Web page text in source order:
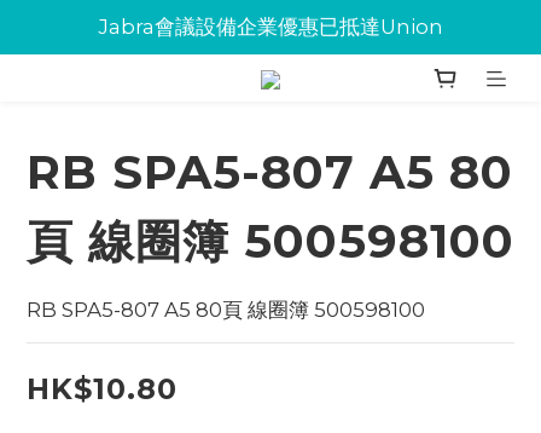
Jabra會議設備企業優惠已抵達Union
Jabra會議設備企業優惠已抵達Union
環保碳粉歡迎大量下單
RB SPA5-807 A5 80
頁 線圈簿 500598100
RB SPA5-807 A5 80頁 線圈簿 500598100
HK$10.80